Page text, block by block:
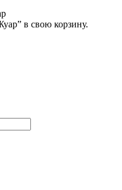
в свою корзину.